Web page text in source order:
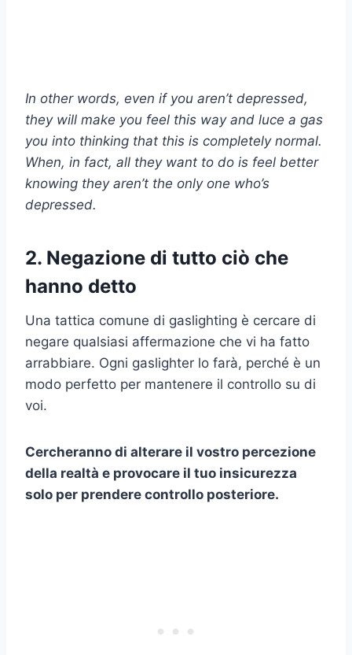
In other words, even if you aren’t depressed,
they will make you feel this way and luce a gas
you into thinking that this is completely normal.
When, in fact, all they want to do is feel better
knowing they aren’t the only one who’s
depressed.
2. Negazione di tutto ciò che
hanno detto
Una tattica comune di gaslighting è cercare di
negare qualsiasi affermazione che vi ha fatto
arrabbiare. Ogni gaslighter lo farà, perché è un
modo perfetto per mantenere il controllo su di
voi.
Cercheranno di alterare il vostro percezione
della realtà e provocare il tuo insicurezza
solo per prendere controllo posteriore.